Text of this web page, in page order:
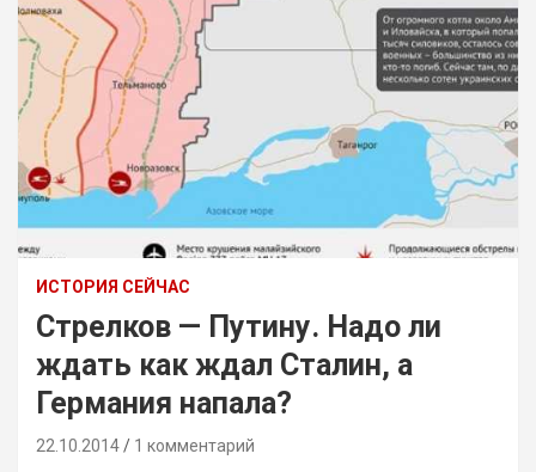
ИСТОРИЯ СЕЙЧАС
Стрелков — Путину. Надо ли
ждать как ждал Сталин, а
Германия напала?
22.10.2014 1 комментарий